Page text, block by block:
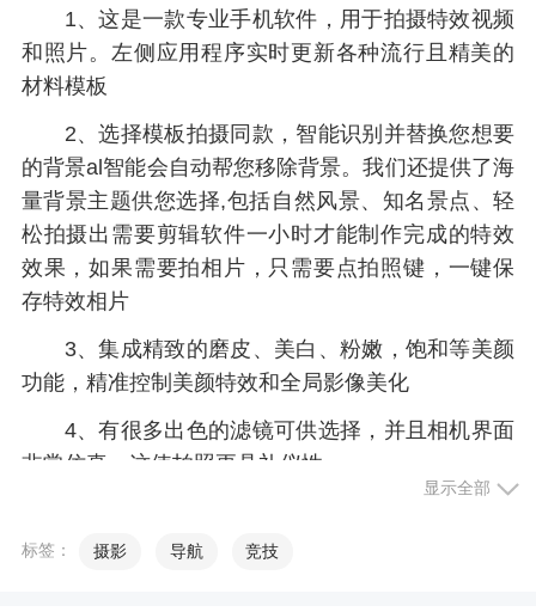
1、这是一款专业手机软件，用于拍摄特效视频
和照片。左侧应用程序实时更新各种流行且精美的
材料模板
2、选择模板拍摄同款，智能识别并替换您想要
的背景al智能会自动帮您移除背景。我们还提供了海
量背景主题供您选择,包括自然风景、知名景点、轻
松拍摄出需要剪辑软件一小时才能制作完成的特效
效果，如果需要拍相片，只需要点拍照键，一键保
存特效相片
3、集成精致的磨皮、美白、粉嫩，饱和等美颜
功能，精准控制美颜特效和全局影像美化
4、有很多出色的滤镜可供选择，并且相机界面
非常仿真，这使拍照更具礼仪性
显示全部
标签： 摄影 导航 竞技